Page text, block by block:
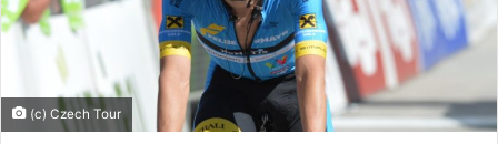
(c) Czech Tour